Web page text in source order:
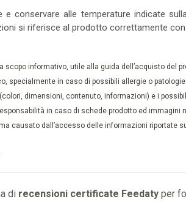
conservare alle temperature indicate
si riferisce al prodotto correttamente
informativo, utile alla guida dell’acquisto del
specialmente in caso di possibili allergie o
dimensioni, contenuto, informazioni) e i
in caso di schede prodotto ed
causato dall’accesso delle informazioni riportate
di recensioni certificate Feedatyper